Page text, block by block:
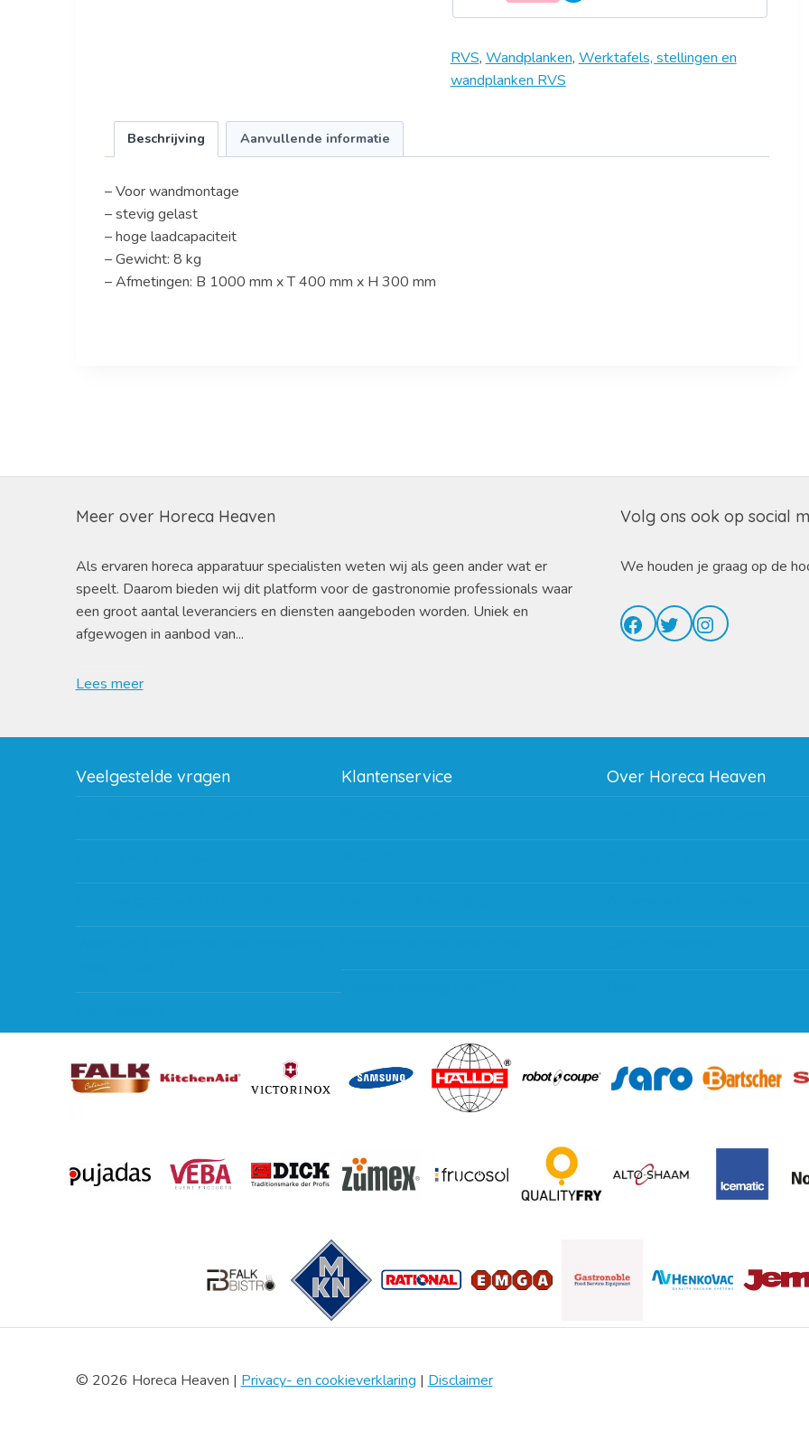
RVS, Wandplanken, Werktafels, stellingen en
wandplanken RVS
Beschrijving Aanvullende informatie
– Voor wandmontage
– stevig gelast
– hoge laadcapaciteit
– Gewicht: 8 kg
– Afmetingen: B 1000 mm x T 400 mm x H 300 mm
Meer over Horeca Heaven
Als ervaren horeca apparatuur specialisten weten wij als geen ander wat er
speelt. Daarom bieden wij dit platform voor de gastronomie professionals waar
een groot aantal leveranciers en diensten aangeboden worden. Uniek en
afgewogen in aanbod van...
Lees meer
Volg ons ook op social
We houden je graag op de
Facebook
TwitterInstagram
Veelgestelde vragen Klantenservice
Subsidie regeling EIA 2020
Over Horeca Heaven
© 2026 Horeca Heaven | Privacy- en cookieverklaring | Disclaimer